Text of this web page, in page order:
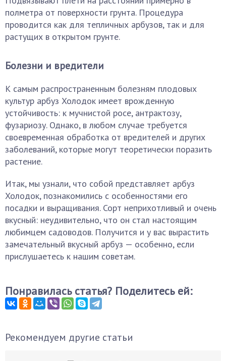
полметра от поверхности грунта. Процедура
проводится как для тепличных арбузов, так и для
растущих в открытом грунте.
Болезни и вредители
К самым распространенным болезням плодовых
культур арбуз Холодок имеет врожденную
устойчивость: к мучнистой росе, антрактозу,
фузариозу. Однако, в любом случае требуется
своевременная обработка от вредителей и других
заболеваний, которые могут теоретически поразить
растение.
Итак, мы узнали, что собой представляет арбуз
Холодок, познакомились с особенностями его
посадки и выращивания. Сорт неприхотливый и очень
вкусный: неудивительно, что он стал настоящим
любимцем садоводов. Получится и у вас вырастить
замечательный вкусный арбуз — особенно, если
прислушаетесь к нашим советам.
Понравилась статья? Поделитесь ей:
Рекомендуем другие статьи